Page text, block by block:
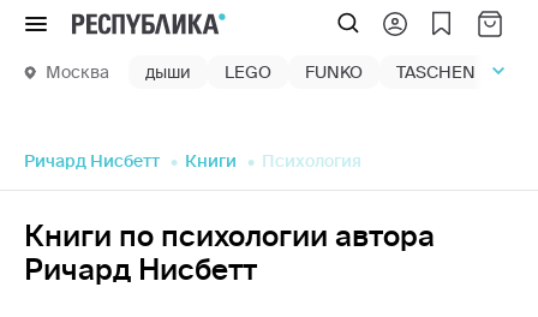
Меню
Москва дыши LEGO FUNKO TASCHEN
Ричард Нисбетт Книги Психология
Книги по психологии автора
Ричард Нисбетт